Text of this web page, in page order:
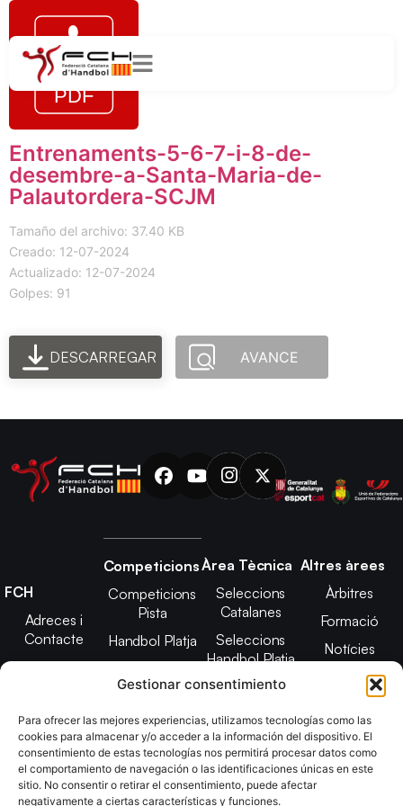
Gestionar consentimiento
Para ofrecer las mejores experiencias, utilizamos tecnologías como las
cookies para almacenar y/o acceder a la información del dispositivo. El
consentimiento de estas tecnologías nos permitirá procesar datos como
el comportamiento de navegación o las identificaciones únicas en este
sitio. No consentir o retirar el consentimiento, puede afectar
negativamente a ciertas características y funciones.
Entrenaments-5-6-7-i-8-de-
desembre-a-Santa-Maria-de-
Palautordera-SCJM
Tamaño del archivo: 37.40 KB
Creado: 12-07-2024
Actualizado: 12-07-2024
Golpes: 91
DESCARREGAR AVANCE
FCH
Adreces i
Contacte
Junta Directiva
2025
Estatuts
Transparència
Imatge
Competicions
Competicions
Pista
Handbol Platja
Àrea Tècnica
Seleccions
Catalanes
Seleccions
Handbol Platja
Tecnificació
CATH
Promoció
Altres àrees
Àrbitres
Formació
Notícies
Adreces de
contacte